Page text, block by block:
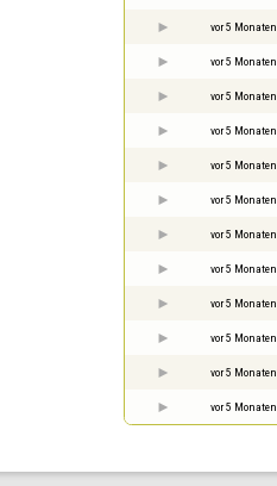
vor 5 Monaten
vor 5 Monaten
vor 5 Monaten
vor 5 Monaten
vor 5 Monaten
vor 5 Monaten
vor 5 Monaten
vor 5 Monaten
vor 5 Monaten
vor 5 Monaten
vor 5 Monaten
vor 5 Monaten